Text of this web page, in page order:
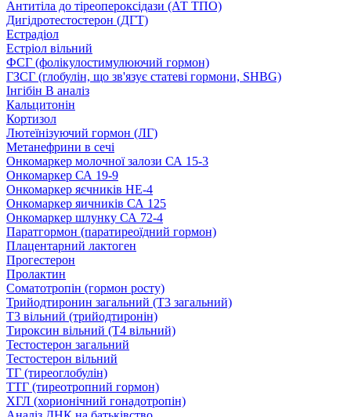
Антитіла до тіреопероксідази (АТ ТПО)
Дигідротестостерон (ДГТ)
Естрадіол
Естріол вільний
ФСГ (фолікулостимулюючий гормон)
ГЗСГ (глобулін, що зв'язує статеві гормони, SHBG)
Інгібін B аналіз
Кальцитонін
Кортизол
Лютеїнізуючий гормон (ЛГ)
Метанефрини в сечі
Онкомаркер молочної залози СА 15-3
Онкомаркер СА 19-9
Онкомаркер яєчників НЕ-4
Онкомаркер яичників СА 125
Онкомаркер шлунку СА 72-4
Паратгормон (паратиреоїдний гормон)
Плацентарний лактоген
Прогестерон
Пролактин
Соматотропін (гормон росту)
Трийодтиронин загальний (Т3 загальний)
Т3 вільний (трийодтиронін)
Тироксин вільний (Т4 вільний)
Тестостерон загальний
Тестостерон вільний
ТГ (тиреоглобулін)
ТТГ (тиреотропний гормон)
ХГЛ (хорионічний гонадотропін)